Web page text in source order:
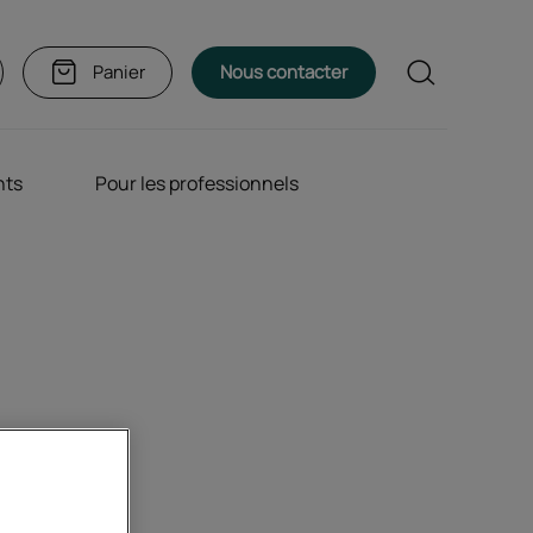
Panier Nous contacter Rechercher
Pour les professionnels